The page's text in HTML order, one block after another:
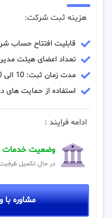
هزینه ثبت شرکت:
قابلیت افتتاح حساب
تعداد اعضای هیئت مدیره: 1-6
مدت زمان ثبت: 10 الی 20 روز
استفاده از حمایت های
ادامه فرایند :
وضعیت خدمات :
در حال تکمیل
مشاوره